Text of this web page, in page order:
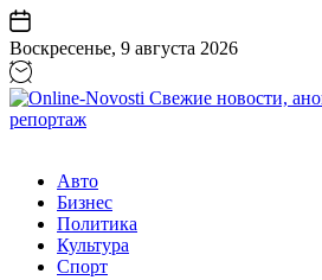
Перейти
к
содержанию
Воскресенье, 9 августа 2026
Свежие
новости,
анонсы,
интервью,
репортаж
Авто
Бизнес
Политика
Культура
Спорт